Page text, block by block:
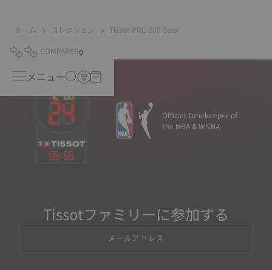
ホーム コレクション Tissot PRC 100 Solar
COMPARER0
メニュー
05:55
Official Timekeeper of
the NBA & WNBA
Tissotファミリーに参加する
メールアドレス